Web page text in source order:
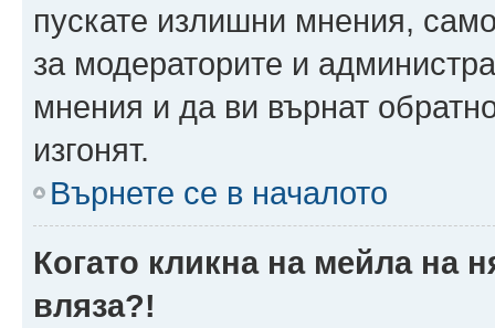
пускате излишни мнения,
за модераторите и
мнения и да ви върнат
изгонят.
Върнете се в началото
Когато кликна на мейла на
вляза?!